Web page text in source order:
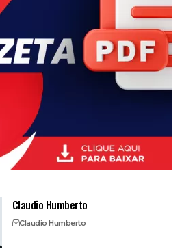
Claudio Humberto
Claudio Humberto